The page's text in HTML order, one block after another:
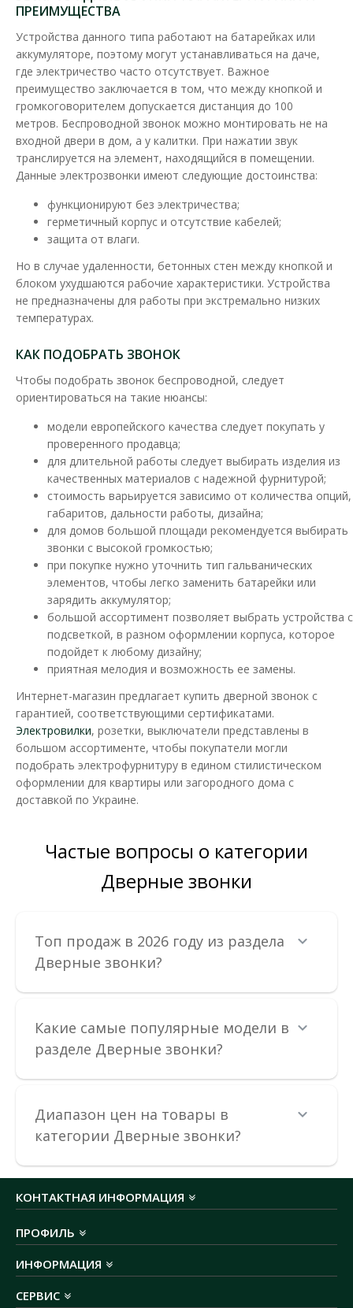
Звонок дверной Zamel JAZZ белый
Доступность: В наличии
Широкий ассортимент проводных и беспроводных звонков и
1 308.50 грн
В КОРЗИНУ
В сравнения
В закладки
Звонок дверной Zamel PICO черный
В наличии
1 239.10 грн
В сравнения
ПРЕИМУЩЕСТВА
Устройства данного типа работают на батарейках или
аккумуляторе, поэтому могут устанавливаться на даче,
где электричество часто отсутствует. Важное
преимущество заключается в том, что между кнопкой и
громкоговорителем допускается дистанция до 100
метров. Беспроводной звонок можно монтировать не на
входной двери в дом, а у калитки. При нажатии звук
транслируется на элемент, находящийся в помещении.
Данные электрозвонки имеют следующие достоинства:
функционируют без электричества;
герметичный корпус и отсутствие кабелей;
защита от влаги.
Но в случае удаленности, бетонных стен между кнопкой и
блоком ухудшаются рабочие характеристики. Устройства
не предназначены для работы при экстремально низких
температурах.
КАК ПОДОБРАТЬ ЗВОНОК
Чтобы подобрать звонок беспроводной, следует
ориентироваться на такие нюансы:
модели европейского качества следует покупать у
проверенного продавца;
для длительной работы следует выбирать изделия из
качественных материалов с надежной фурнитурой;
стоимость варьируется зависимо от количества опций,
габаритов, дальности работы, дизайна;
для домов большой площади рекомендуется выбирать
звонки с высокой громкостью;
при покупке нужно уточнить тип гальванических
элементов, чтобы легко заменить батарейки или
зарядить аккумулятор;
большой ассортимент позволяет выбрать устройства с
подсветкой, в разном оформлении корпуса, которое
подойдет к любому дизайну;
приятная мелодия и возможность ее замены.
Интернет-магазин предлагает купить дверной звонок с
гарантией, соответствующими сертификатами.
Электровилки, розетки, выключатели представлены в
большом ассортименте, чтобы покупатели могли
подобрать электрофурнитуру в едином стилистическом
оформлении для квартиры или загородного дома с
доставкой по Украине.
Частые вопросы о категории
Дверные звонки
Топ продаж в 2026 году из раздела
Дверные звонки?
Какие самые популярные модели в
разделе Дверные звонки?
Диапазон цен на товары в
категории Дверные звонки?
КОНТАКТНАЯ ИНФОРМАЦИЯ
ПРОФИЛЬ
ИНФОРМАЦИЯ
СЕРВИС